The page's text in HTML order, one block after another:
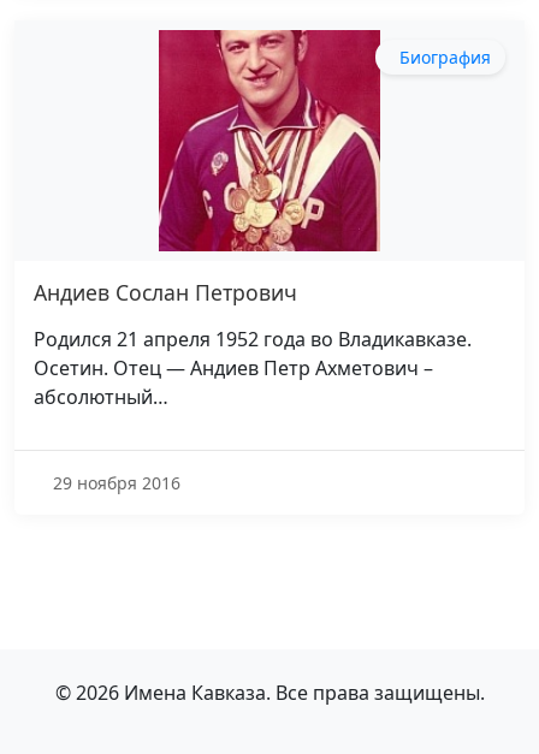
Биография
Андиев Сослан Петрович
Родился 21 апреля 1952 года во Владикавказе.
Осетин. Отец — Андиев Петр Ахметович –
абсолютный…
29 ноября 2016
© 2026 Имена Кавказа. Все права защищены.